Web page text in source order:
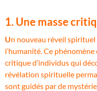
1. Une masse
Un nouveau réveil
l’humanité. Ce phénomène
critique d’individus qui
révélation spirituelle
sont guidés par de